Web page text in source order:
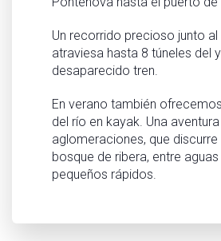
Un recorrido precioso junto al
atraviesa hasta 8 túneles del
desaparecido tren.
En verano también
del río en kayak. Una aventura
aglomeraciones, que discurre
bosque de ribera, entre
pequeños rápidos.